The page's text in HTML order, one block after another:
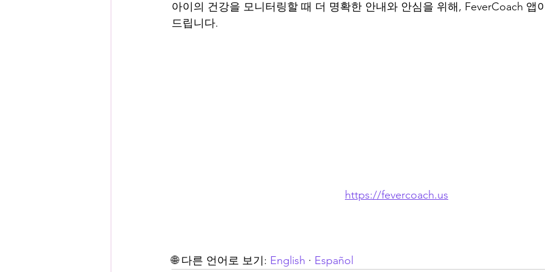
아이의 건강을 모니터링할 때 더 명확한 안내와 안심을 위해, FeverCoach 앱
드립니다.
https://fevercoach.us
🌐 다른 언어로 보기: English · Español